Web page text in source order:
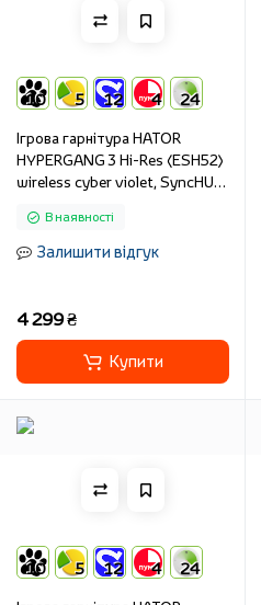
10 5 12 4 24
Ігрова гарнітура HATOR
HYPERGANG 3 Hi-Res (ESH52)
wireless cyber violet, SyncHUB
В наявності
Залишити відгук
4 299 ₴
Купити
10 5 12 4 24